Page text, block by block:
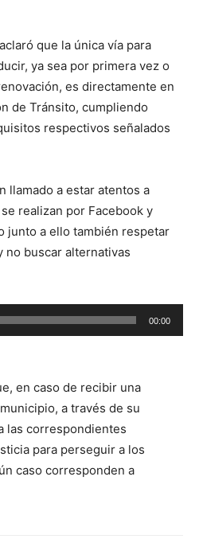
que la única vía para
ya sea por primera vez o
es directamente en
de Tránsito, cumpliendo
respectivos señalados
llamado a estar atentos a
realizan por Facebook y
junto a ello también respetar
no buscar alternativas
00:00
en caso de recibir una
a través de su
las correspondientes
para perseguir a los
caso corresponden a